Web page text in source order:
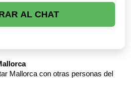
AL CHAT
Mallorca con otras personas del